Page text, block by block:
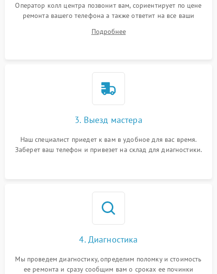
Оператор колл центра позвонит вам, сориентирует по цене
ремонта вашего телефона а также ответит на все ваши
Подробнее
3. Выезд мастера
Наш специалист приедет к вам в удобное для вас время.
Заберет ваш телефон и привезет на склад для диагностики.
4. Диагностика
Мы проведем диагностику, определим поломку и стоимость
ее ремонта и сразу сообщим вам о сроках ее починки